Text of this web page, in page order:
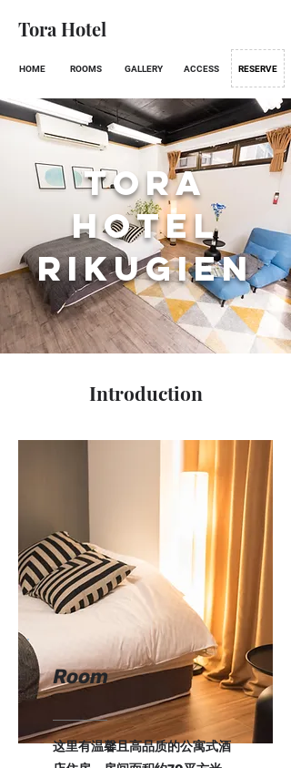
Tora Hotel
HOME ROOMS GALLERY ACCESS RESERVE
Tora
Hotel
RIKUGIEN
Introduction
Room
这里有温馨且高品质的公寓式酒